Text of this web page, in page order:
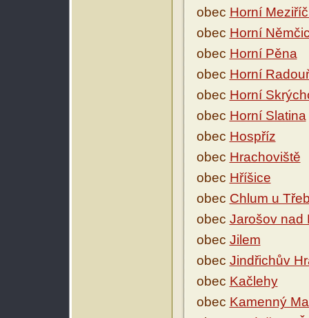
obec Horní
obec Horní
obec Horní Pěna
obec Horní
obec Horní
obec Horní Slatina
obec Hospříz
obec Hrachoviště
obec Hříšice
obec Chlum u
obec Jarošov nad
obec Jilem
obec Jindřichův
obec Kačlehy
obec Kamenný